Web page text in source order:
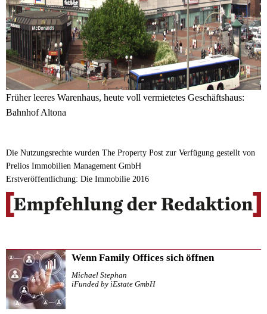
Früher leeres Warenhaus, heute voll vermietetes Geschäftshaus:
Bahnhof Altona
Die Nutzungsrechte wurden The Property Post zur Verfügung gestellt von
Prelios Immobilien Management GmbH
Erstveröffentlichung: Die Immobilie 2016
Wenn Family Offices sich öffnen
Michael Stephan
iFunded by iEstate GmbH